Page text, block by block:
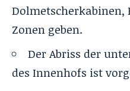
Dolmetscherkabinen,
Zonen geben.
Der Abriss der
des Innenhofs ist